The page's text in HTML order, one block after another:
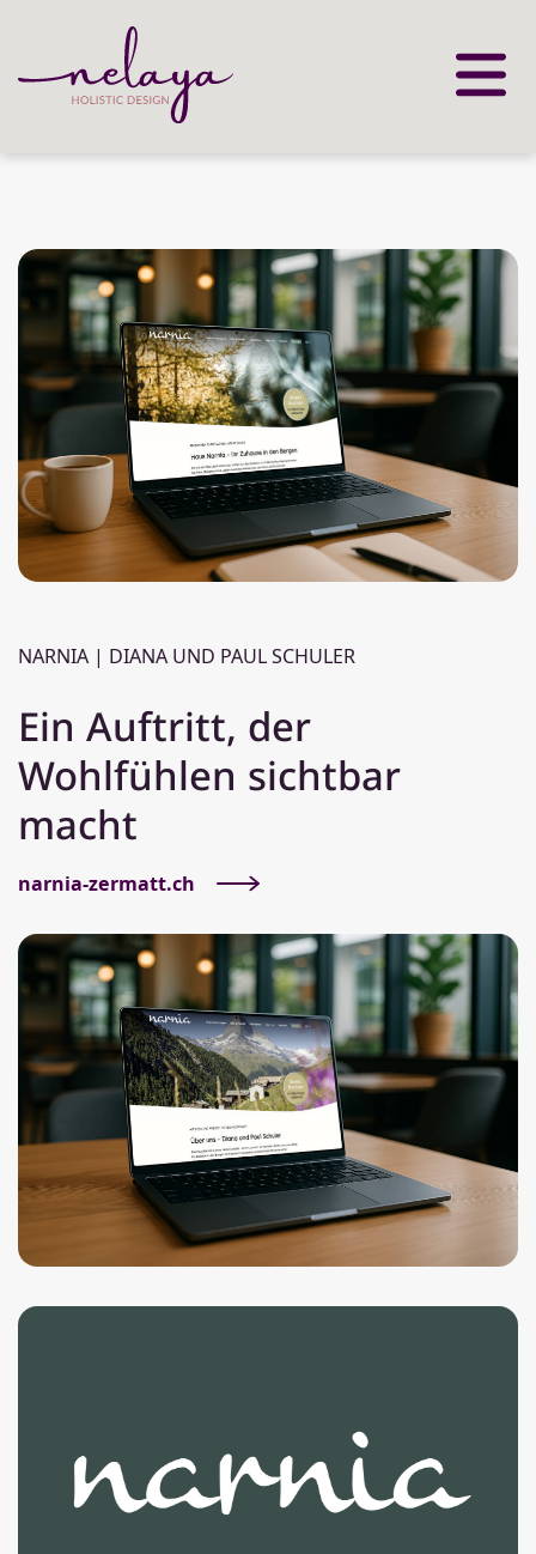
NARNIA | DIANA UND PAUL SCHULER
Ein Auftritt, der
Wohlfühlen sichtbar
macht
narnia-zermatt.ch